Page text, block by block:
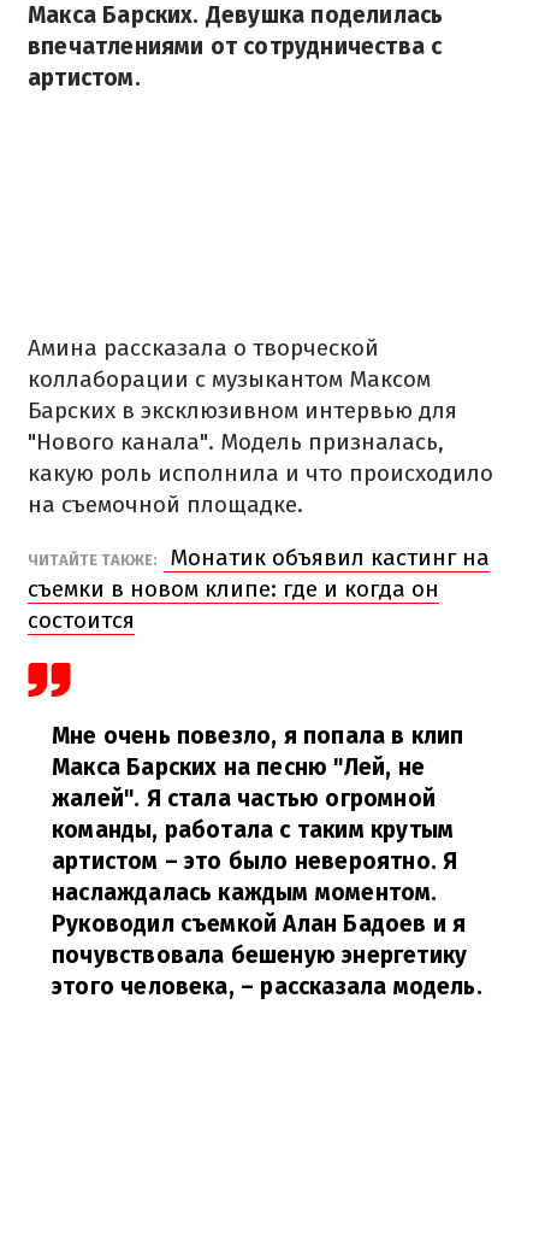
Макса Барских. Девушка поделилась
впечатлениями от сотрудничества с
артистом.
Амина рассказала о творческой
коллаборации с музыкантом Максом
Барских в эксклюзивном интервью для
"Нового канала". Модель призналась,
какую роль исполнила и что происходило
на съемочной площадке.
ЧИТАЙТЕ ТАКЖЕ:
Монатик объявил кастинг на
съемки в новом клипе: где и когда он
состоится
Мне очень повезло, я попала в клип
Макса Барских на песню "Лей, не
жалей". Я стала частью огромной
команды, работала с таким крутым
артистом – это было невероятно. Я
наслаждалась каждым моментом.
Руководил съемкой Алан Бадоев и я
почувствовала бешеную энергетику
этого человека, – рассказала модель.